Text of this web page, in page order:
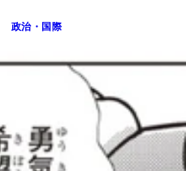
政治・国際